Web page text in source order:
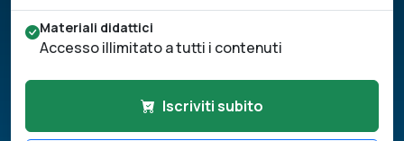
Materiali didattici
Accesso illimitato a tutti i contenuti
Iscriviti subito